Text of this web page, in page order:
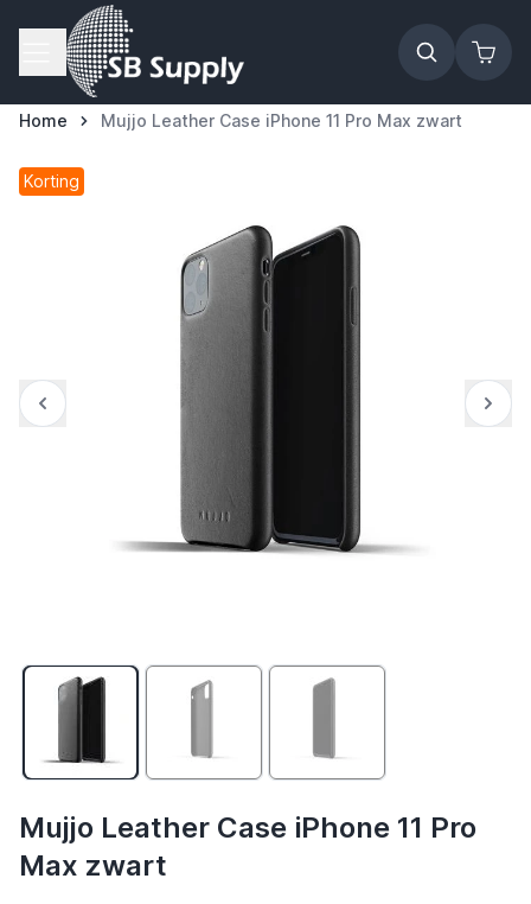
Ga naar de inhoud
Home Mujjo Leather Case iPhone 11 Pro Max zwart
Korting
Mujjo Leather Case iPhone 11 Pro
Max zwart